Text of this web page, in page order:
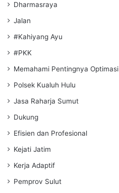
Dharmasraya
Jalan
#Kahiyang Ayu
#PKK
Memahami Pentingnya Optimasi
Polsek Kualuh Hulu
Jasa Raharja Sumut
Dukung
Efisien dan Profesional
Kejati Jatim
Kerja Adaptif
Pemprov Sulut